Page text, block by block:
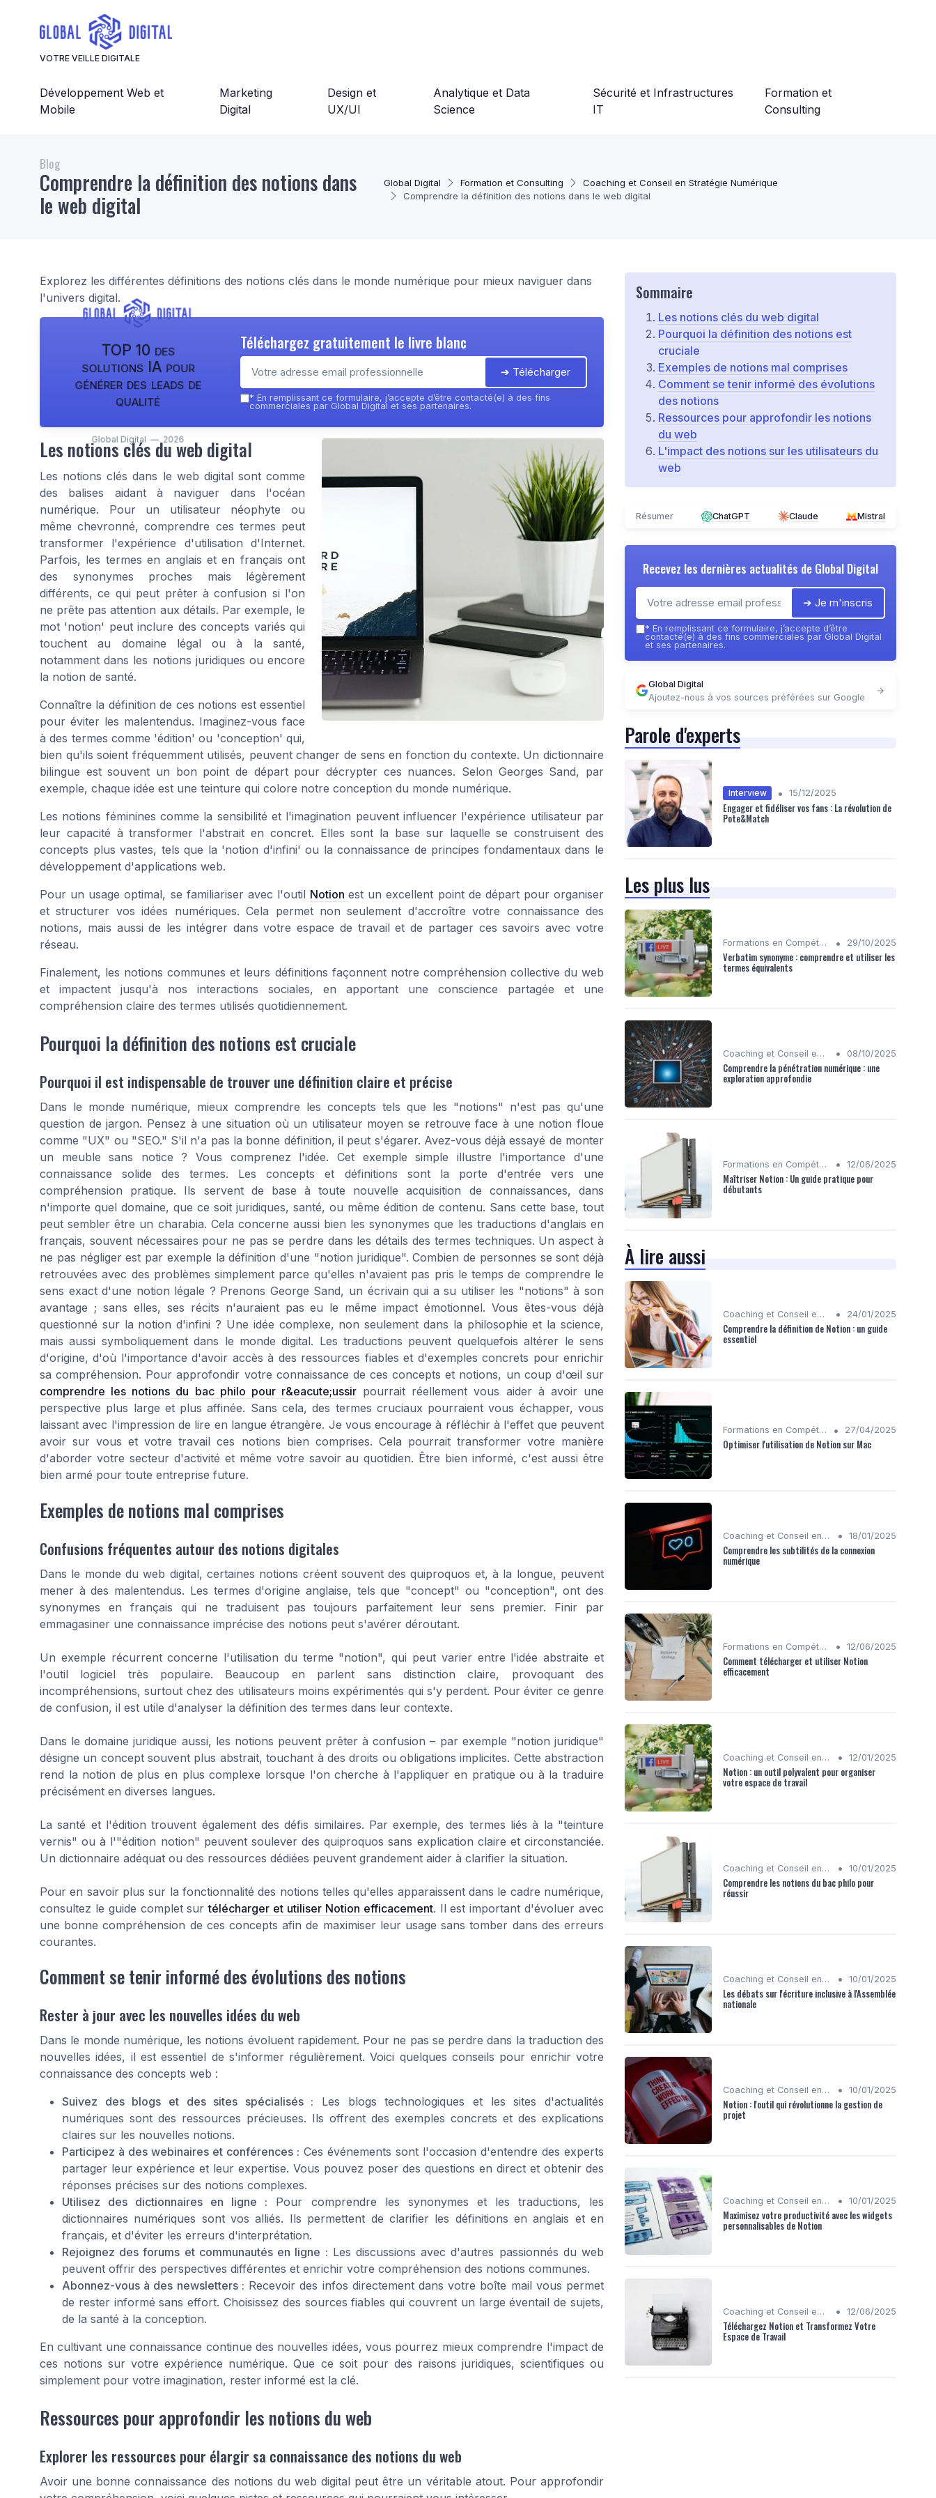
VOTRE VEILLE DIGITALE
Développement Web et
Mobile
Marketing
Digital
Design et
UX/UI
Analytique et Data
Science
Sécurité et Infrastructures
IT
Formation et
Consulting
Global Digital Formation et Consulting
Coaching et Conseil en Stratégie Numérique
Comprendre la définition des notions dans le web digital
Blog
Comprendre la définition des notions dans
le web digital
Explorez les différentes définitions des notions clés dans le monde numérique pour mieux naviguer dans
l'univers digital.
TOP 10 des
solutions IA pour
générer des leads de
qualité
Global Digital — 2026
Téléchargez gratuitement le livre blanc
➔ Télécharger
* En remplissant ce formulaire, j’accepte d’être contacté(e) à des fins
commerciales par Global Digital et ses partenaires.
Les notions clés du web digital
Les notions clés dans le web digital sont comme
des balises aidant à naviguer dans l'océan
numérique. Pour un utilisateur néophyte ou
même chevronné, comprendre ces termes peut
transformer l'expérience d'utilisation d'Internet.
Parfois, les termes en anglais et en français ont
des synonymes proches mais légèrement
différents, ce qui peut prêter à confusion si l'on
ne prête pas attention aux détails. Par exemple, le
mot 'notion' peut inclure des concepts variés qui
touchent au domaine légal ou à la santé,
notamment dans les notions juridiques ou encore
la notion de santé.
Connaître la définition de ces notions est essentiel
pour éviter les malentendus. Imaginez-vous face
à des termes comme 'édition' ou 'conception' qui,
bien qu'ils soient fréquemment utilisés, peuvent changer de sens en fonction du contexte. Un dictionnaire
bilingue est souvent un bon point de départ pour décrypter ces nuances. Selon Georges Sand, par
exemple, chaque idée est une teinture qui colore notre conception du monde numérique.
Les notions féminines comme la sensibilité et l'imagination peuvent influencer l'expérience utilisateur par
leur capacité à transformer l'abstrait en concret. Elles sont la base sur laquelle se construisent des
concepts plus vastes, tels que la 'notion d'infini' ou la connaissance de principes fondamentaux dans le
développement d'applications web.
Pour un usage optimal, se familiariser avec l'outil Notionest un excellent point de départ pour organiser
et structurer vos idées numériques. Cela permet non seulement d'accroître votre connaissance des
notions, mais aussi de les intégrer dans votre espace de travail et de partager ces savoirs avec votre
réseau.
Finalement, les notions communes et leurs définitions façonnent notre compréhension collective du web
et impactent jusqu'à nos interactions sociales, en apportant une conscience partagée et une
compréhension claire des termes utilisés quotidiennement.
Pourquoi la définition des notions est cruciale
Pourquoi il est indispensable de trouver une définition claire et précise
Dans le monde numérique, mieux comprendre les concepts tels que les "notions" n'est pas qu'une
question de jargon. Pensez à une situation où un utilisateur moyen se retrouve face à une notion floue
comme "UX" ou "SEO." S'il n'a pas la bonne définition, il peut s'égarer. Avez-vous déjà essayé de monter
un meuble sans notice ? Vous comprenez l'idée. Cet exemple simple illustre l'importance d'une
connaissance solide des termes. Les concepts et définitions sont la porte d'entrée vers une
compréhension pratique. Ils servent de base à toute nouvelle acquisition de connaissances, dans
n'importe quel domaine, que ce soit juridiques, santé, ou même édition de contenu. Sans cette base, tout
peut sembler être un charabia. Cela concerne aussi bien les synonymes que les traductions d'anglais en
français, souvent nécessaires pour ne pas se perdre dans les détails des termes techniques. Un aspect à
ne pas négliger est par exemple la définition d'une "notion juridique". Combien de personnes se sont déjà
retrouvées avec des problèmes simplement parce qu'elles n'avaient pas pris le temps de comprendre le
sens exact d'une notion légale ? Prenons George Sand, un écrivain qui a su utiliser les "notions" à son
avantage ; sans elles, ses récits n'auraient pas eu le même impact émotionnel. Vous êtes-vous déjà
questionné sur la notion d'infini ? Une idée complexe, non seulement dans la philosophie et la science,
mais aussi symboliquement dans le monde digital. Les traductions peuvent quelquefois altérer le sens
d'origine, d'où l'importance d'avoir accès à des ressources fiables et d'exemples concrets pour enrichir
sa compréhension. Pour approfondir votre connaissance de ces concepts et notions, un coup d'œil sur
comprendre les notions du bac philo pour r&eacute;ussir pourrait réellement vous aider à avoir une
perspective plus large et plus affinée. Sans cela, des termes cruciaux pourraient vous échapper, vous
laissant avec l'impression de lire en langue étrangère. Je vous encourage à réfléchir à l'effet que peuvent
avoir sur vous et votre travail ces notions bien comprises. Cela pourrait transformer votre manière
d'aborder votre secteur d'activité et même votre savoir au quotidien. Être bien informé, c'est aussi être
bien armé pour toute entreprise future.
Exemples de notions mal comprises
Confusions fréquentes autour des notions digitales
Dans le monde du web digital, certaines notions créent souvent des quiproquos et, à la longue, peuvent
mener à des malentendus. Les termes d'origine anglaise, tels que "concept" ou "conception", ont des
synonymes en français qui ne traduisent pas toujours parfaitement leur sens premier. Finir par
emmagasiner une connaissance imprécise des notions peut s'avérer déroutant.
Un exemple récurrent concerne l'utilisation du terme "notion", qui peut varier entre l'idée abstraite et
l'outil logiciel très populaire. Beaucoup en parlent sans distinction claire, provoquant des
incompréhensions, surtout chez des utilisateurs moins expérimentés qui s'y perdent. Pour éviter ce genre
de confusion, il est utile d'analyser la définition des termes dans leur contexte.
Dans le domaine juridique aussi, les notions peuvent prêter à confusion – par exemple "notion juridique"
désigne un concept souvent plus abstrait, touchant à des droits ou obligations implicites. Cette abstraction
rend la notion de plus en plus complexe lorsque l'on cherche à l'appliquer en pratique ou à la traduire
précisément en diverses langues.
La santé et l'édition trouvent également des défis similaires. Par exemple, des termes liés à la "teinture
vernis" ou à l'"édition notion" peuvent soulever des quiproquos sans explication claire et circonstanciée.
Un dictionnaire adéquat ou des ressources dédiées peuvent grandement aider à clarifier la situation.
Pour en savoir plus sur la fonctionnalité des notions telles qu'elles apparaissent dans le cadre numérique,
consultez le guide complet surtélécharger et utiliser Notion efficacement. Il est important d'évoluer avec
une bonne compréhension de ces concepts afin de maximiser leur usage sans tomber dans des erreurs
courantes.
Comment se tenir informé des évolutions des notions
Rester à jour avec les nouvelles idées du web
Dans le monde numérique, les notions évoluent rapidement. Pour ne pas se perdre dans la traduction des
nouvelles idées, il est essentiel de s'informer régulièrement. Voici quelques conseils pour enrichir votre
connaissance des concepts web :
Suivez des blogs et des sites spécialisés : Les blogs technologiques et les sites d'actualités
numériques sont des ressources précieuses. Ils offrent des exemples concrets et des explications
claires sur les nouvelles notions.
Participez à des webinaires et conférences : Ces événements sont l'occasion d'entendre des experts
partager leur expérience et leur expertise. Vous pouvez poser des questions en direct et obtenir des
réponses précises sur des notions complexes.
Utilisez des dictionnaires en ligne : Pour comprendre les synonymes et les traductions, les
dictionnaires numériques sont vos alliés. Ils permettent de clarifier les définitions en anglais et en
français, et d'éviter les erreurs d'interprétation.
Rejoignez des forums et communautés en ligne : Les discussions avec d'autres passionnés du web
peuvent offrir des perspectives différentes et enrichir votre compréhension des notions communes.
Abonnez-vous à des newsletters : Recevoir des infos directement dans votre boîte mail vous permet
de rester informé sans effort. Choisissez des sources fiables qui couvrent un large éventail de sujets,
de la santé à la conception.
En cultivant une connaissance continue des nouvelles idées, vous pourrez mieux comprendre l'impact de
ces notions sur votre expérience numérique. Que ce soit pour des raisons juridiques, scientifiques ou
simplement pour votre imagination, rester informé est la clé.
Ressources pour approfondir les notions du web
Explorer les ressources pour élargir sa connaissance des notions du web
Avoir une bonne connaissance des notions du web digital peut être un véritable atout. Pour approfondir
Sommaire
Les notions clés du web digital
Pourquoi la définition des notions est
cruciale
Exemples de notions mal comprises
Comment se tenir informé des évolutions
des notions
Ressources pour approfondir les notions
du web
L'impact des notions sur les utilisateurs du
web
Résumer ChatGPT Claude Mistral
Recevez les dernières actualités de Global Digital
➔ Je m'inscris
* En remplissant ce formulaire, j’accepte d’être
contacté(e) à des fins commerciales par Global Digital
et ses partenaires.
Global Digital
Ajoutez-nous à vos sources préférées sur Google
Parole d'experts
Interview • 15/12/2025
Engager et fidéliser vos fans : La révolution de
Pote&Match
Les plus lus
Formations en Compétences Digitales • 29/10/2025
Verbatim synonyme : comprendre et utiliser les
termes équivalents
Coaching et Conseil en Stratégie Numérique • 08/10/2025
Comprendre la pénétration numérique : une
exploration approfondie
Formations en Compétences Digitales • 12/06/2025
Maîtriser Notion : Un guide pratique pour
débutants
À lire aussi
Coaching et Conseil en Stratégie Numérique • 24/01/2025
Comprendre la définition de Notion : un guide
essentiel
Formations en Compétences Digitales • 27/04/2025
Optimiser l'utilisation de Notion sur Mac
Coaching et Conseil en Stratégie Numérique • 18/01/2025
Comprendre les subtilités de la connexion
numérique
Formations en Compétences Digitales • 12/06/2025
Comment télécharger et utiliser Notion
efficacement
Coaching et Conseil en Stratégie Numérique • 12/01/2025
Notion : un outil polyvalent pour organiser
votre espace de travail
Coaching et Conseil en Stratégie Numérique • 10/01/2025
Comprendre les notions du bac philo pour
réussir
Coaching et Conseil en Stratégie Numérique • 10/01/2025
Les débats sur l'écriture inclusive à l'Assemblée
nationale
Coaching et Conseil en Stratégie Numérique • 10/01/2025
Notion : l'outil qui révolutionne la gestion de
projet
Coaching et Conseil en Stratégie Numérique • 10/01/2025
Maximisez votre productivité avec les widgets
personnalisables de Notion
Coaching et Conseil en Stratégie Numérique • 12/06/2025
Téléchargez Notion et Transformez Votre
Espace de Travail